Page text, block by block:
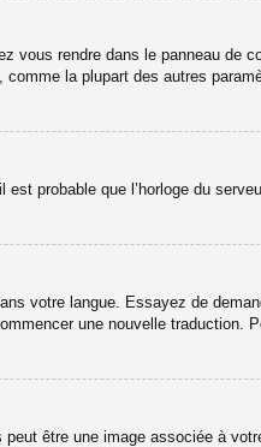
rendre dans le panneau de
la plupart des autres
probable que l’horloge du
votre langue. Essayez de
une nouvelle traduction.
être une image associée à